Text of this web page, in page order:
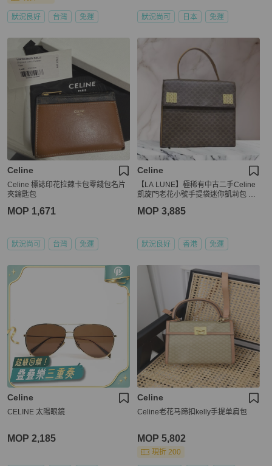
狀況良好 台灣 免運 狀況尚可 日本 免運
Celine
Celine 標誌印花拉鍊卡包零錢包名片
夾鑰匙包
MOP 1,671
狀況尚可 台灣 免運
Celine
【LA LUNE】極稀有中古二手Celine
凱旋門老花小號手提袋迷你凱莉包 Vin
MOP 3,885
狀況良好 香港 免運
Celine
CELINE 太陽眼鏡
MOP 2,185
Celine
Celine老花马蹄扣kelly手提单肩包
MOP 5,802
現折 200